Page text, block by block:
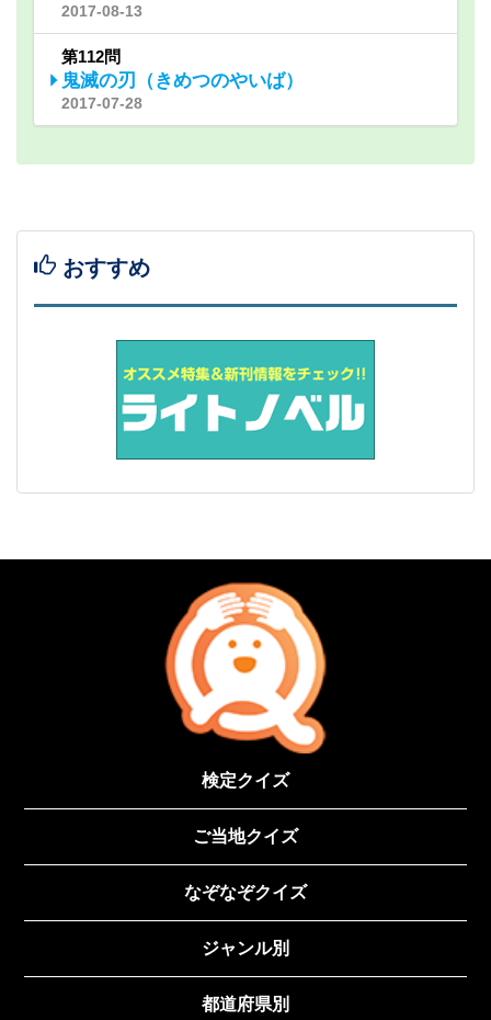
2017-08-13
第112問
鬼滅の刃（きめつのやいば）
2017-07-28
おすすめ
検定クイズ
ご当地クイズ
なぞなぞクイズ
ジャンル別
都道府県別